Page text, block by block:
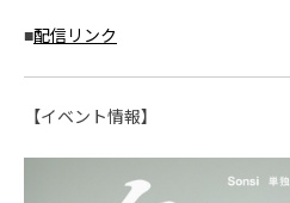
■配信リンク
【イベント情報】